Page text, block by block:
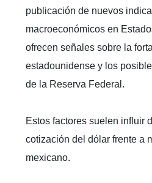
publicación de nuevos
macroeconómicos en
ofrecen señales sobre la
estadounidense y los
de la Reserva Federal.
Estos factores suelen influir
cotización del dólar frente a
mexicano.